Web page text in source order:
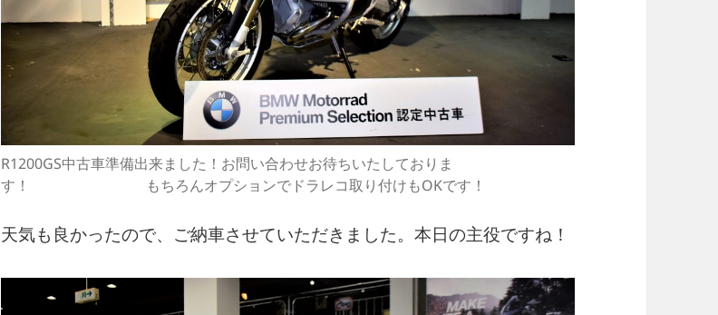
R1200GS中古車準備出来ました！お問い合わせお待ちいたしておりま
す！ もちろんオプションでドラレコ取り付けもOKです！
天気も良かったので、ご納車させていただきました。本日の主役ですね！